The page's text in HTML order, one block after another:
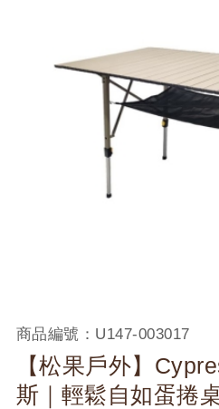
商品編號： U147-003017
【松果戶外】
斯｜輕鬆自如蛋捲